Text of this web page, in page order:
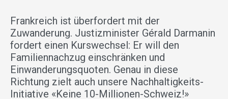
Frankreich ist überfordert mit der
Zuwanderung. Justizminister Gérald Darmanin
fordert einen Kurswechsel: Er will den
Familiennachzug einschränken und
Einwanderungsquoten. Genau in diese
Richtung zielt auch unsere Nachhaltigkeits-
Initiative «Keine 10-Millionen-Schweiz!»